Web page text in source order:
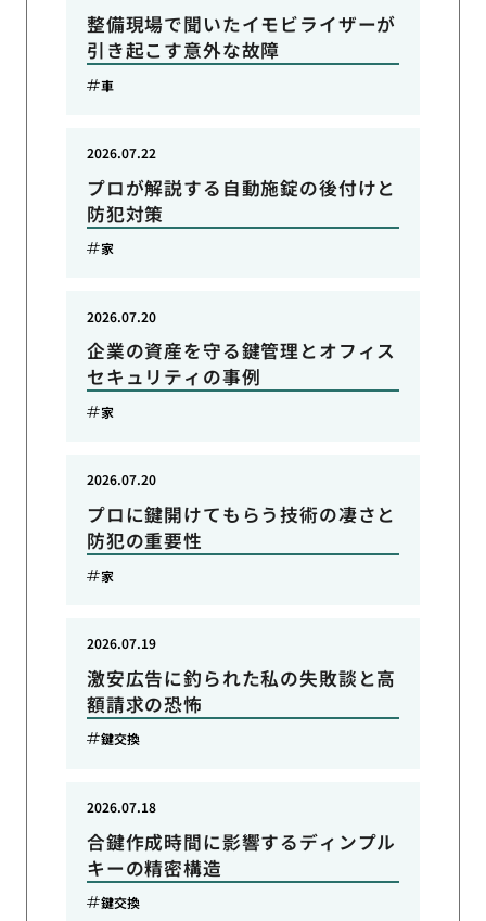
整備現場で聞いたイモビライザーが
引き起こす意外な故障
車
プロが解説する自動施錠の後付けと
防犯対策
2026.07.22
家
企業の資産を守る鍵管理とオフィス
セキュリティの事例
2026.07.20
家
プロに鍵開けてもらう技術の凄さと
防犯の重要性
2026.07.20
家
激安広告に釣られた私の失敗談と高
額請求の恐怖
2026.07.19
鍵交換
合鍵作成時間に影響するディンプル
キーの精密構造
2026.07.18
鍵交換